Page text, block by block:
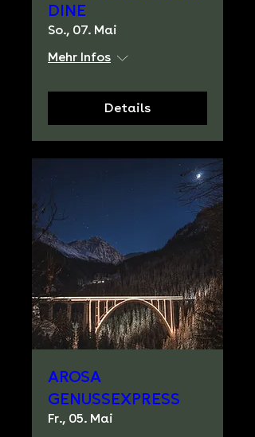
DINE
So., 07. Mai
Mehr Infos
Details
AROSA
GENUSSEXPRESS
Fr., 05. Mai